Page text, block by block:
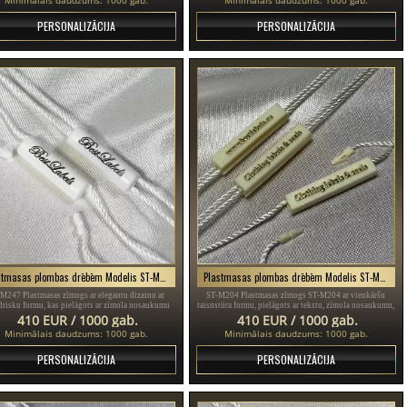
PERSONALIZĀCIJA PERSONALIZĀCIJA
Plastmasas plombas drēbēm Modelis ST-M247
Plastmasas zīmogs ar elegantu dizainu ar
formu, kas pielāgots ar zīmola nosaukumu
ideāli piemērots tādiem produktiem kā dāmu
vīriešu apģērbi, apavi, rotaslietas, pulksteņi utt.
410 EUR / 1000 gab.
Minimālais daudzums: 1000 gab.
PERSONALIZĀCIJA
Plastmasas plombas drēbēm Modelis ST-M204
ST-M204 Plastmasas zīmogs ST-M204 ar vienkāršu
taisnstūra formu, pielāgots ar tekstu, zīmola nosaukumu,
zīmi, tīmekļa vietni utt., Un logotipu / emblēmu, kas
piemērots jebkura veida izstrādājumiem tekstila jomā,
apģērbiem, apaviem, somām.
410 EUR / 1000 gab.
Minimālais daudzums: 1000 gab.
PERSONALIZĀCIJA